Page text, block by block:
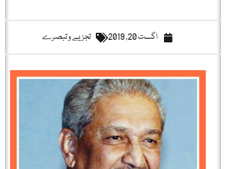
اگست 20, 2019 تجزیے و تبصرے